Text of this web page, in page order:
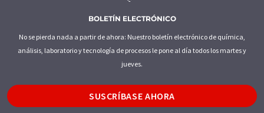
BOLETÍN ELECTRÓNICO
No se pierda nada a partir de ahora: Nuestro boletín electrónico de química,
análisis, laboratorio y tecnología de procesos le pone al día todos los martes y
jueves.
SUSCRÍBASE AHORA